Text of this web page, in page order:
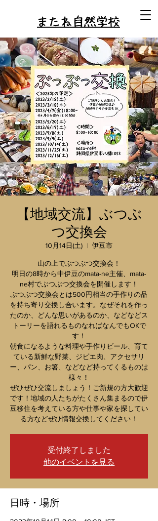
またね自然学校
【地域交流】ぶつぶ
つ交換会
10月14日(土)
  |
伊豆市
山の上でぶつぶつ交換会！
明日の8時から中伊豆のmata-ne主催、mata-
ne村でぶつぶつ交換会を開催します！
ぶつぶつ交換会とは500円相当の手作りの品
を持ち寄り交換し合います。なぜそれを作っ
たのか、どんな思いがあるのか、などなどス
トーリーを語れるものなればなんでもOKで
す！
朝食になるような料理や手作りビール、育て
ている新鮮な野菜、ジビエ肉、アクセサリ
ー、パン、お箸、などなど持ってくるものは
様々！
ぜひぜひ交流しましょう！ご新規の方大歓迎
です！地域の人たちがたくさん集まるので伊
豆移住を考えている方や仕事や家を探してい
る方などぜひ情報交換してください！
受付終了しました
他のイベントを見る
日時・場所